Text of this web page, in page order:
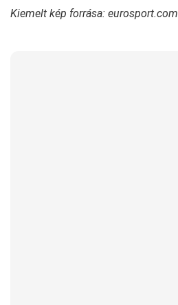
Kiemelt kép forrása: eurosport.com